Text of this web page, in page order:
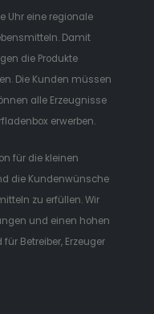
Uhr eine regionale
Damit
die Produkte
Die Kunden müssen
alle Erzeugnisse
erwerben.
für die kleinen
die Kundenwünsche
zu erfüllen. Wir
und einen hohen
Betreiber, Erzeuger